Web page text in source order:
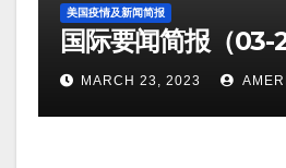
美国疫情及新闻简报
国际要闻简报（03-
MARCH 23, 2023